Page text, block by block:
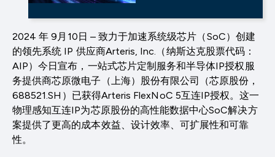
2024 年 9月10日 – 致力于加速系统级芯片（SoC）创建
的领先系统 IP 供应商Arteris, Inc.（纳斯达克股票代码：
AIP）今日宣布，一站式芯片定制服务和半导体IP授权服
务提供商芯原微电子（上海）股份有限公司（芯原股份，
688521.SH）已获得Arteris FlexNoC 5互连IP授权。这一
物理感知互连IP为芯原股份的高性能数据中心SoC解决方
案提供了更高的成本效益、设计效率、可扩展性和可靠
性。